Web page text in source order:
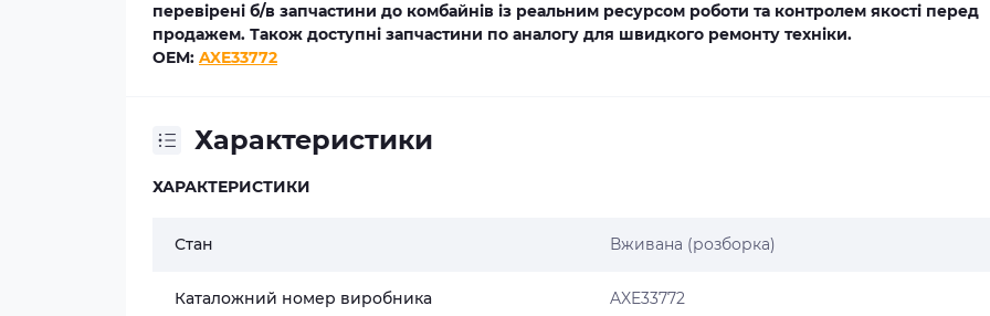
перевірені б/в запчастини до комбайнів із реальним ресурсом роботи та контролем якості перед
продажем. Також доступні запчастини по аналогу для швидкого ремонту техніки.
OEM: AXE33772
Характеристики
ХАРАКТЕРИСТИКИ
Стан Вживана (розборка)
Каталожний номер виробника AXE33772